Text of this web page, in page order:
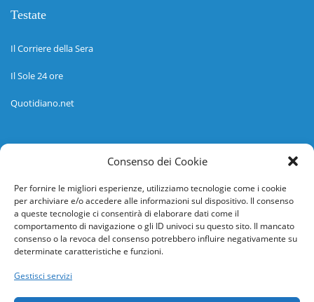
Consenso dei Cookie
Per fornire le migliori esperienze, utilizziamo tecnologie come i cookie
per archiviare e/o accedere alle informazioni sul dispositivo. Il consenso
a queste tecnologie ci consentirà di elaborare dati come il
comportamento di navigazione o gli ID univoci su questo sito. Il mancato
consenso o la revoca del consenso potrebbero influire negativamente su
determinate caratteristiche e funzioni.
Gestisci servizi
Testate
Il Corriere della Sera
Il Sole 24 ore
Quotidiano.net
Informazioni
Help desk
Guida rapida